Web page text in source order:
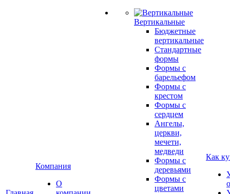
Компания
О
Вертикальные
Бюджетные
вертикальные
Стандартные
формы
Формы с
барельефом
Формы с
крестом
Формы с
сердцем
Ангелы,
церкви,
мечети,
медведи
Формы с
деревьями
Формы с
цветами
Как